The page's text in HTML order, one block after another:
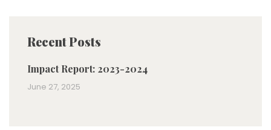
Recent Posts
Impact Report: 2023-2024
June 27, 2025